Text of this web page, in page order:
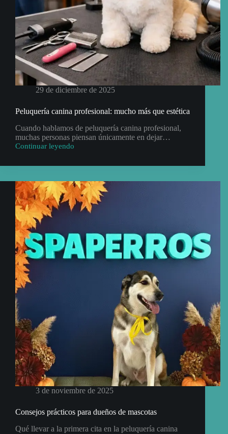
29 de diciembre de 2025
Peluquería canina profesional: mucho más que estética
Cuando hablamos de peluquería canina profesional,
muchas personas piensan únicamente en dejar…
Continuar leyendo
Peluquería
profesional:
más
que
estética
3 de noviembre de 2025
Consejos prácticos para dueños de mascotas
Qué llevar a la primera cita en la peluquería canina